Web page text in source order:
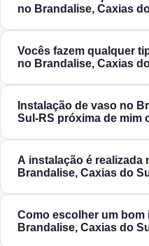
no Brandalise, Caxias
Vocês fazem qualquer
no Brandalise, Caxias
Instalação de vaso no
Sul‑RS próxima de mim
A instalação é
Brandalise, Caxias do
Como escolher um
Brandalise, Caxias do